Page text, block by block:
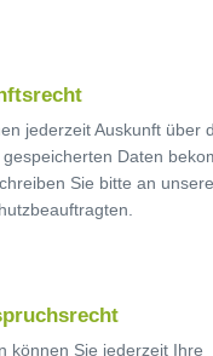
jederzeit Auskunft über
gespeicherten Daten
Sie bitte an
können Sie jederzeit Ihre